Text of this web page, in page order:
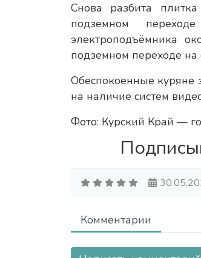
Снова разбита
подземном
электроподъёмника
подземном переходе на
Обеспокоенные куряне
на наличие систем
Фото: Курский Край —
Комментарии